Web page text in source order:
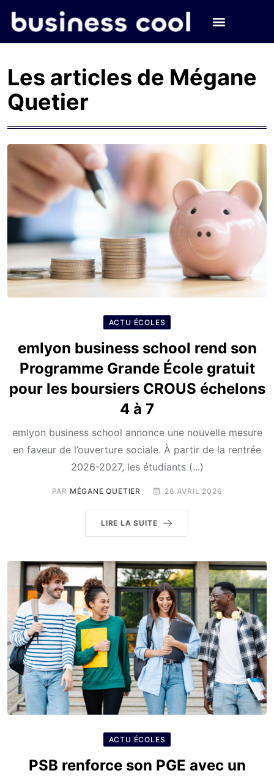
Les articles de Mégane
Quetier
ACTU ÉCOLES
emlyon business school rend son
Programme Grande École gratuit
pour les boursiers CROUS échelons
4 à 7
emlyon business school annonce une nouvelle mesure
en faveur de l’ouverture sociale. À partir de la rentrée
2026-2027, les étudiants (...)
PAR MÉGANE QUETIER 28 AVRIL 2026
LIRE LA SUITE
ACTU ÉCOLES
PSB renforce son PGE avec un